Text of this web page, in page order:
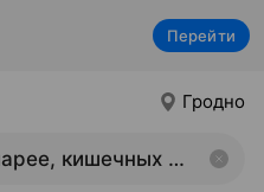
Перейти
Гродно